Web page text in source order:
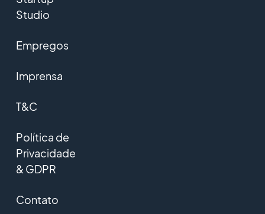
Studio
Empregos
Imprensa
T&C
Política de
Privacidade
& GDPR
Contato